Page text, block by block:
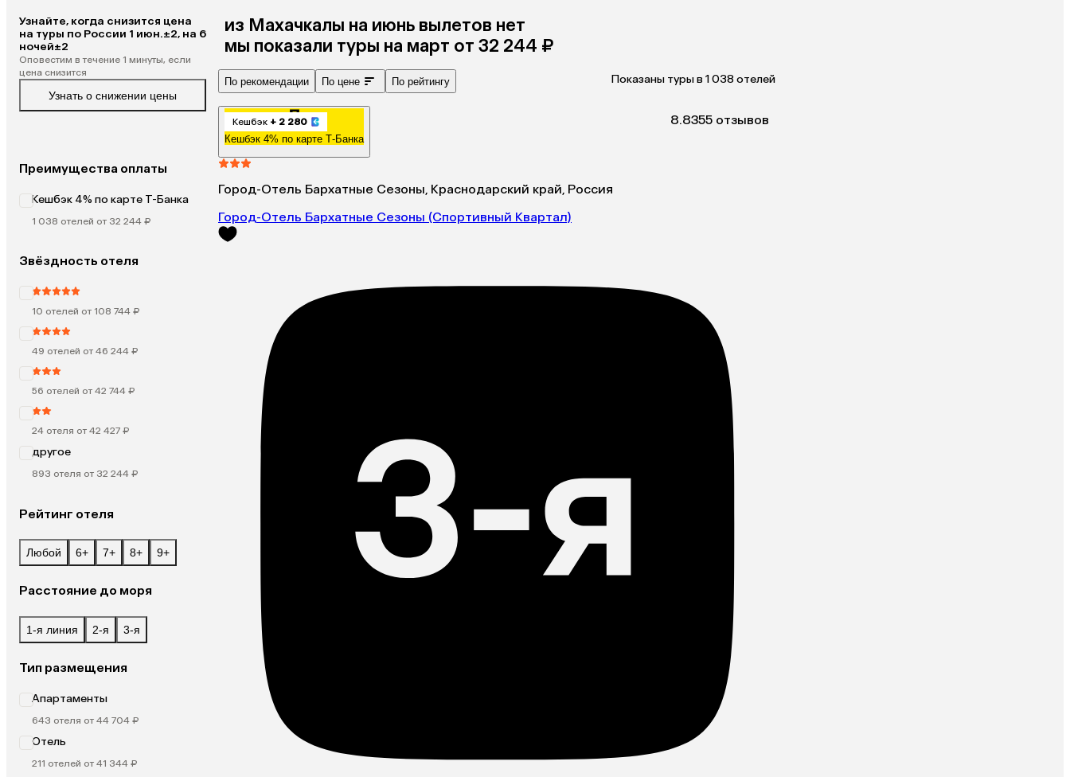
Узнайте, когда снизится цена
на туры по России 1 июн.±2, на 6
ночей±2
Оповестим в течение 1 минуты, если
цена снизится
Узнать о снижении цены
Преимущества оплаты
Кешбэк 4% по карте Т-Банка
1 038 отелей от 32 244 ₽
Звёздность отеля
10 отелей от 108 744 ₽
49 отелей от 46 244 ₽
56 отелей от 42 744 ₽
24 отеля от 42 427 ₽
другое
893 отеля от 32 244 ₽
Рейтинг отеля
Любой 6+ 7+ 8+ 9+
Расстояние до моря
1-я линия 2-я 3-я
Тип размещения
Апартаменты
643 отеля от 44 704 ₽
Отель
211 отелей от 41 344 ₽
из Махачкалы на июнь вылетов нет
мы показали туры на март от 32 244 ₽
По рекомендации По цене По рейтингу Показаны туры в 1 038 отелей
Кешбэк + 2 280 8.8355 отзывов
Кешбэк 4% по карте Т-Банка
Город-Отель Бархатные Сезоны, Краснодарский край, Россия
Город-Отель Бархатные Сезоны (Спортивный Квартал)